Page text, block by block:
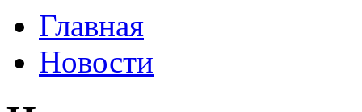
Главная
Новости